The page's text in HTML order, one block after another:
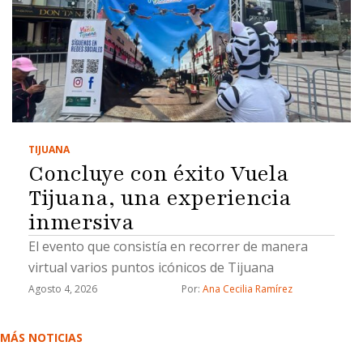
TIJUANA
Concluye con éxito Vuela
Tijuana, una experiencia
inmersiva
El evento que consistía en recorrer de manera
virtual varios puntos icónicos de Tijuana
Agosto 4, 2026 Por: Ana Cecilia Ramírez
MÁS NOTICIAS